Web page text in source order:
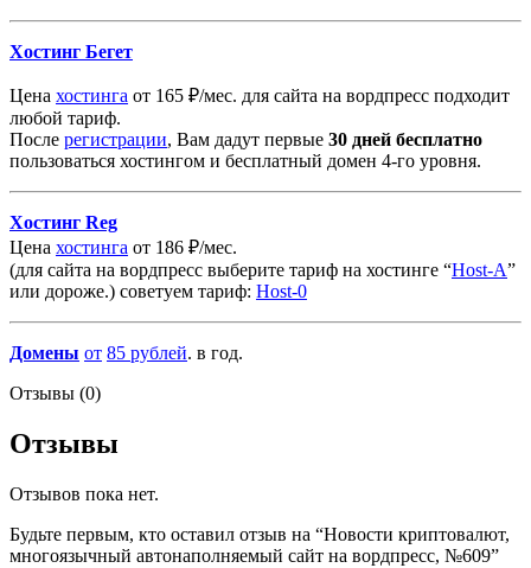
Хостинг Бегет
Цена хостинга от 165 ₽/мес. для сайта на вордпресс подходит
любой тариф.
После регистрации, Вам дадут первые 30 дней бесплатно
пользоваться хостингом и бесплатный домен 4-го уровня.
Хостинг Reg
Цена хостинга от 186 ₽/мес.
(для сайта на вордпресс выберите тариф на хостинге “Host-A”
или дороже.) советуем тариф: Host-0
Домены от 85 рублей. в год.
Отзывы (0)
Отзывы
Отзывов пока нет.
Будьте первым, кто оставил отзыв на “Новости криптовалют,
многоязычный автонаполняемый сайт на вордпресс, №609”